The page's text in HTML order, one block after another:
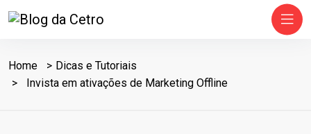
Home
Dicas e Tutoriais
Invista em ativações de Marketing Offline